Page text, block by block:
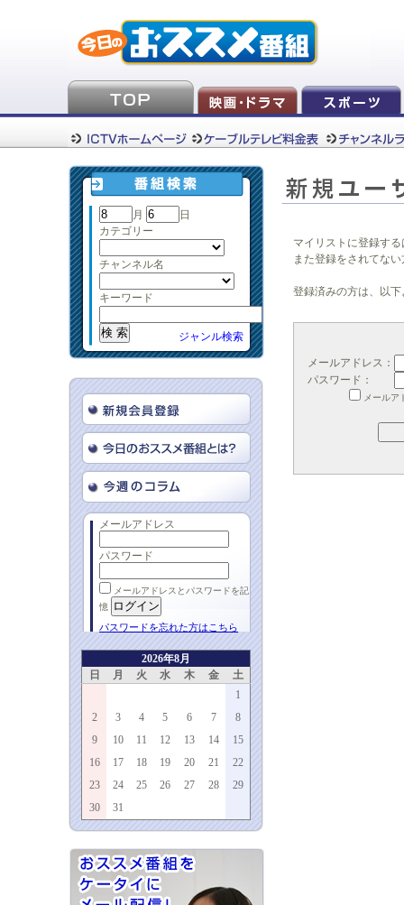
月
日
カテゴリー
チャンネル名
キーワード
ジャンル検索
メールアドレス
パスワード
メールアドレスとパスワードを記
憶
パスワードを忘れた方はこちら
2026年8月
日
月 火 水 木 金
土
1
2
3 4 5 6 7
8
9
10 11 12 13 14
15
16
17 18 19 20 21
22
23
24 25 26 27 28
29
30
31
マイリストに登録す
また登録をされてな
登録済みの方は、以
メールアドレス：
パスワード：
メールア